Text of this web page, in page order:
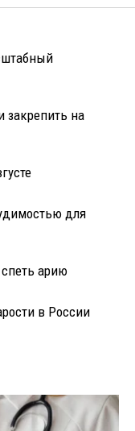
закрепить на
для
арию
в России